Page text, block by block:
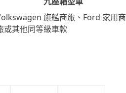
旗艦商旅、Ford 家用商
或其他同等級車款